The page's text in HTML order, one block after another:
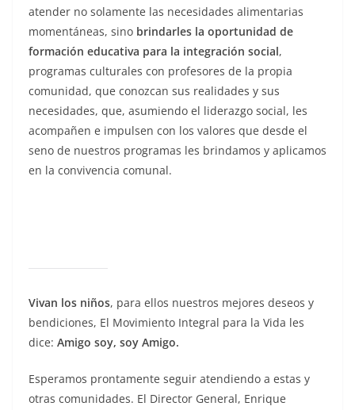
atender no solamente las necesidades alimentarias
momentáneas, sino brindarles la oportunidad de
formación educativa para la integración social,
programas culturales con profesores de la propia
comunidad, que conozcan sus realidades y sus
necesidades, que, asumiendo el liderazgo social, les
acompañen e impulsen con los valores que desde el
seno de nuestros programas les brindamos y aplicamos
en la convivencia comunal.
Vivan los niños, para ellos nuestros mejores deseos y
bendiciones, El Movimiento Integral para la Vida les
dice: Amigo soy, soy Amigo.
Esperamos prontamente seguir atendiendo a estas y
otras comunidades. El Director General, Enrique